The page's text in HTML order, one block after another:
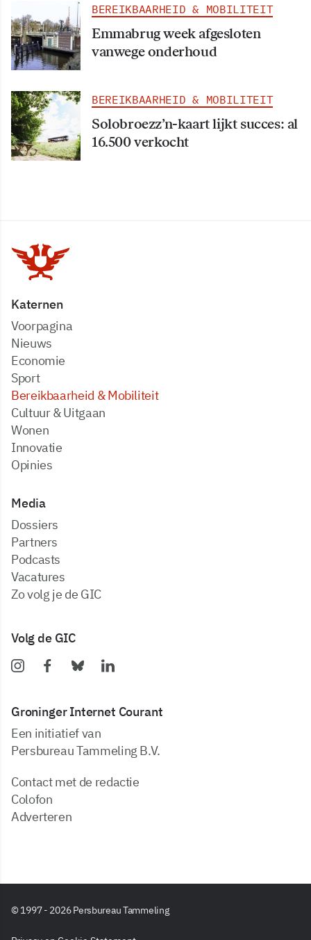
BEREIKBAARHEID & MOBILITEIT
Emmabrug week afgesloten
vanwege onderhoud
BEREIKBAARHEID & MOBILITEIT
Solobroezz’n-kaart lijkt succes: al
16.500 verkocht
Katernen
Voorpagina
Nieuws
Economie
Sport
Bereikbaarheid & Mobiliteit
Cultuur & Uitgaan
Wonen
Innovatie
Opinies
Media
dossiers
partners
podcasts
vacatures
zo volg je de GIC
Volg de GIC
Groninger Internet Courant
Een initiatief van
Persbureau Tammeling B.V.
Contact met de redactie
Colofon
Adverteren
© 1997 - 2026 Persbureau Tammeling